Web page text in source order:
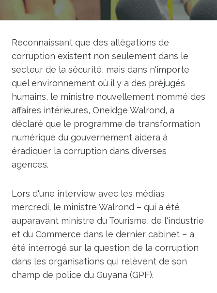
Reconnaissant que des allégations de
corruption existent non seulement dans le
secteur de la sécurité, mais dans n'importe
quel environnement où il y a des préjugés
humains, le ministre nouvellement nommé des
affaires intérieures, Oneidge Walrond, a
déclaré que le programme de transformation
numérique du gouvernement aidera à
éradiquer la corruption dans diverses
agences.
Lors d'une interview avec les médias
mercredi, le ministre Walrond – qui a été
auparavant ministre du Tourisme, de l'industrie
et du Commerce dans le dernier cabinet – a
été interrogé sur la question de la corruption
dans les organisations qui relèvent de son
champ de police du Guyana (GPF).